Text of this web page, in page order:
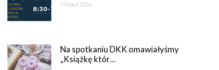
13 lipca 2026
Na spotkaniu DKK omawiałyśmy
„Książkę któr…